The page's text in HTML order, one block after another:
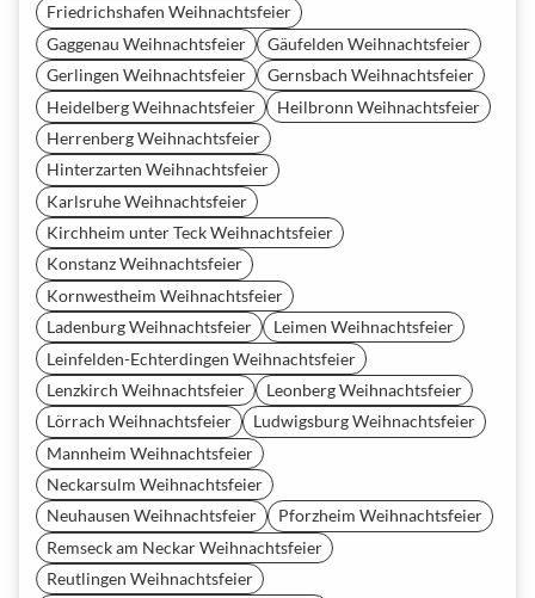
Friedrichshafen Weihnachtsfeier
Gaggenau Weihnachtsfeier
Gäufelden Weihnachtsfeier
Gerlingen Weihnachtsfeier
Gernsbach Weihnachtsfeier
Heidelberg Weihnachtsfeier
Heilbronn Weihnachtsfeier
Herrenberg Weihnachtsfeier
Hinterzarten Weihnachtsfeier
Karlsruhe Weihnachtsfeier
Kirchheim unter Teck Weihnachtsfeier
Konstanz Weihnachtsfeier
Kornwestheim Weihnachtsfeier
Ladenburg Weihnachtsfeier
Leimen Weihnachtsfeier
Leinfelden-Echterdingen Weihnachtsfeier
Lenzkirch Weihnachtsfeier
Leonberg Weihnachtsfeier
Lörrach Weihnachtsfeier
Ludwigsburg Weihnachtsfeier
Mannheim Weihnachtsfeier
Neckarsulm Weihnachtsfeier
Neuhausen Weihnachtsfeier
Pforzheim Weihnachtsfeier
Remseck am Neckar Weihnachtsfeier
Reutlingen Weihnachtsfeier